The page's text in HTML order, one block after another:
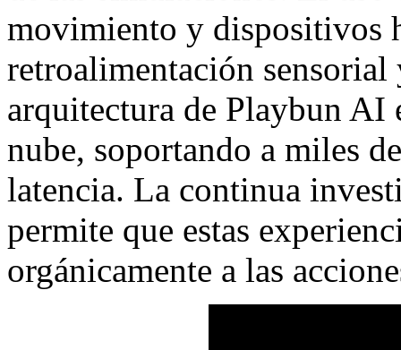
movimiento y dispositivos
retroalimentación
arquitectura de Playbun AI
nube, soportando a miles
latencia. La continua
permite que estas
orgánicamente a las